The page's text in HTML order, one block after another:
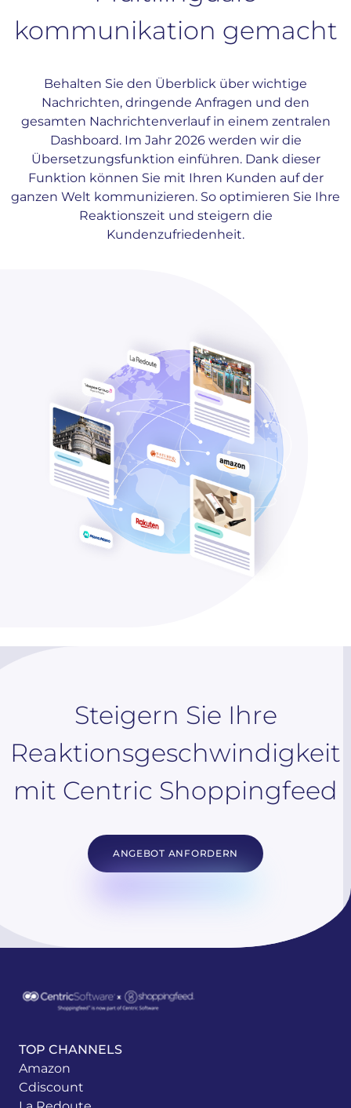
kommunikation gemacht
Behalten Sie den Überblick über wichtige
Nachrichten, dringende Anfragen und den
gesamten Nachrichtenverlauf in einem zentralen
Dashboard. Im Jahr 2026 werden wir die
Übersetzungsfunktion einführen. Dank dieser
Funktion können Sie mit Ihren Kunden auf der
ganzen Welt kommunizieren. So optimieren Sie Ihre
Reaktionszeit und steigern die
Kundenzufriedenheit.
Steigern Sie Ihre
Reaktionsgeschwindigkeit
mit Centric Shoppingfeed
ANGEBOT ANFORDERN
TOP CHANNELS
Amazon
Cdiscount